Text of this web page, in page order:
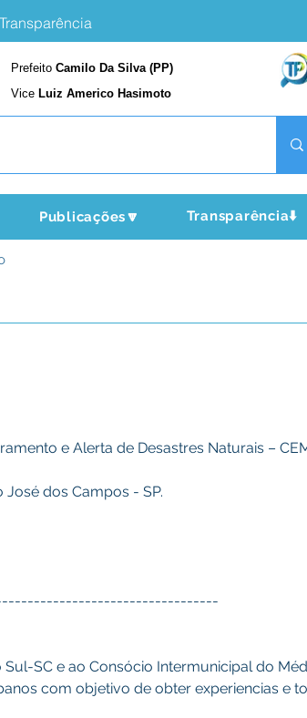
Prefeito Camilo Da Silva (PP)
Vice Luiz Americo Hasimoto
Publicações🔽 Transparência⬇️
e Alerta de Desastres Naturais –
José dos Campos - SP.
SC e ao Consócio Intermunicipal do
com objetivo de obter experiencias e